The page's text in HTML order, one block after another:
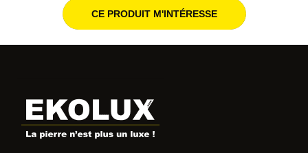
CE PRODUIT M'INTÉRESSE